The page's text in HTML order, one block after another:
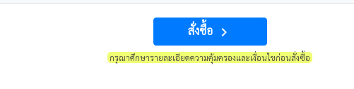
สั่งซื้อ navigate_next
กรุณาศึกษารายละเอียดความคุ้มครองและเงื่อนไขก่อนสั่งซื้อ